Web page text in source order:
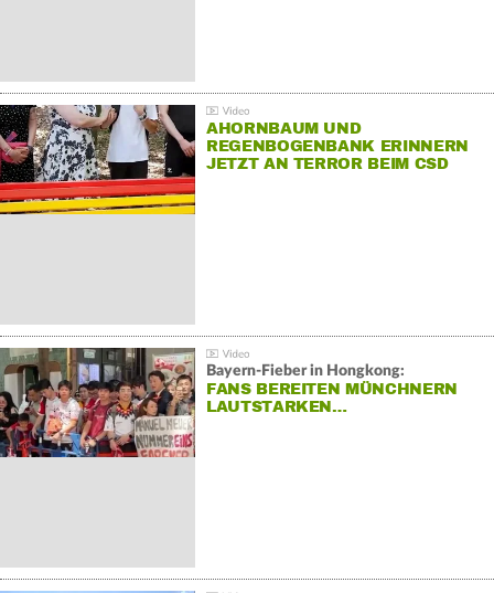
AHORNBAUM UND
REGENBOGENBANK ERINNERN
JETZT AN TERROR BEIM CSD
Bayern-Fieber in Hongkong:
FANS BEREITEN MÜNCHNERN
LAUTSTARKEN…